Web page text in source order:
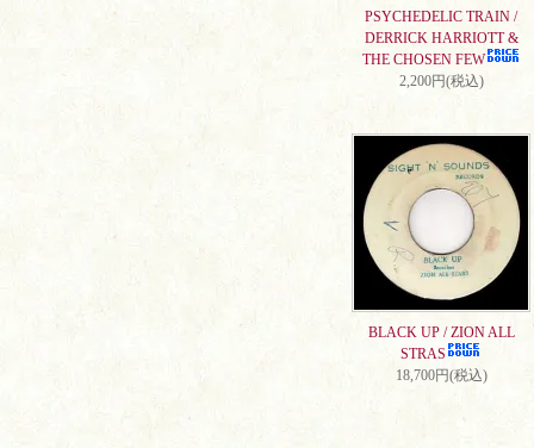
PSYCHEDELIC TRAIN /
DERRICK HARRIOTT &
THE CHOSEN FEW
2,200円(税込)
BLACK UP / ZION ALL
STRAS
18,700円(税込)